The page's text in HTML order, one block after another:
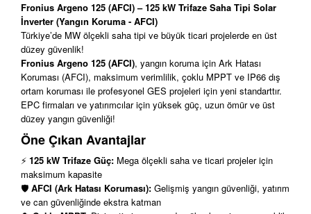
Fronius Argeno 125 (AFCI) – 125 kW Trifaze Saha Tipi Solar
İnverter (Yangın Koruma - AFCI)
Türkiye’de MW ölçekli saha tipi ve büyük ticari projelerde en üst
düzey güvenlik!
Fronius Argeno 125 (AFCI), yangın koruma için Ark Hatası
Koruması (AFCI), maksimum verimlilik, çoklu MPPT ve IP66 dış
ortam koruması ile profesyonel GES projeleri için yeni standarttır.
EPC firmaları ve yatırımcılar için yüksek güç, uzun ömür ve üst
düzey yangın güvenliği!
Öne Çıkan Avantajlar
⚡ 125 kW Trifaze Güç: Mega ölçekli saha ve ticari projeler için
maksimum kapasite
🛡️ AFCI (Ark Hatası Koruması): Gelişmiş yangın güvenliği, yatırım
ve can güvenliğinde ekstra katman